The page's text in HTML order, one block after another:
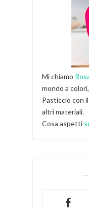
Mi chiamo
mondo a
Pasticcio con
altri materiali.
Cosa aspetti